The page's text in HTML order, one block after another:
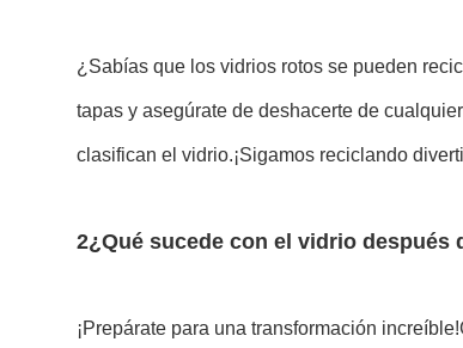
¿Sabías que los vidrios rotos se pueden
tapas y asegúrate de deshacerte de
clasifican el vidrio.¡Sigamos reciclando
2¿Qué sucede con el vidrio después
¡Prepárate para una transformación increíble!